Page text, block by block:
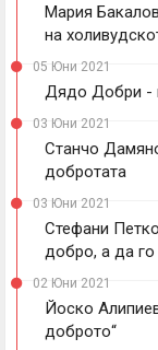
Мария
на
05 Юни 2021
Дядо Добри -
03 Юни 2021
Станчо
добротата
03 Юни 2021
Стефани
добро, а да го
02 Юни 2021
Йоско
доброто“